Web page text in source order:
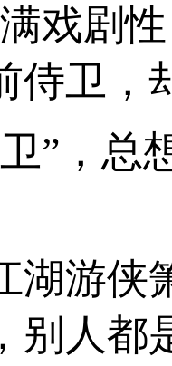
戏剧
侍卫，
”，总
湖游侠
别人都